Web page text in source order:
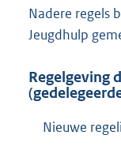
Nadere regels
Jeugdhulp
Regelgeving
Nieuwe